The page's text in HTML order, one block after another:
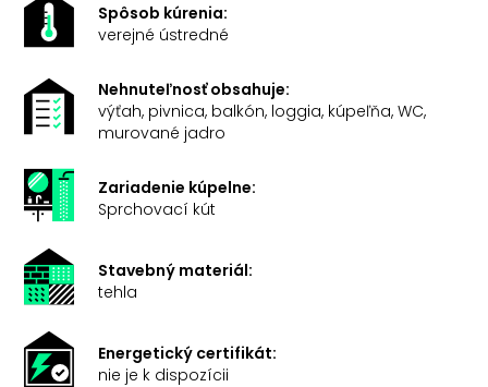
Spôsob kúrenia:
verejné ústredné
Nehnuteľnosť obsahuje:
výťah, pivnica, balkón, loggia, kúpeľňa, WC,
murované jadro
Zariadenie kúpelne:
Sprchovací kút
Stavebný materiál:
tehla
Energetický certifikát:
nie je k dispozícii